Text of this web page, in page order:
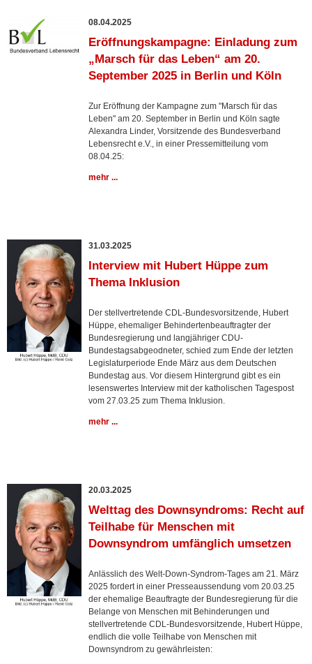
08.04.2025
Eröffnungskampagne: Einladung zum
„Marsch für das Leben“ am 20.
September 2025 in Berlin und Köln
Zur Eröffnung der Kampagne zum "Marsch für das
Leben" am 20. September in Berlin und Köln sagte
Alexandra Linder, Vorsitzende des Bundesverband
Lebensrecht e.V., in einer Pressemitteilung vom
08.04.25:
mehr ...
31.03.2025
Interview mit Hubert Hüppe zum
Thema Inklusion
Der stellvertretende CDL-Bundesvorsitzende, Hubert
Hüppe, ehemaliger Behindertenbeauftragter der
Bundesregierung und langjähriger CDU-
Bundestagsabgeodneter, schied zum Ende der letzten
Legislaturperiode Ende März aus dem Deutschen
Bundestag aus. Vor diesem Hintergrund gibt es ein
lesenswertes Interview mit der katholischen Tagespost
vom 27.03.25 zum Thema Inklusion.
mehr ...
20.03.2025
Welttag des Downsyndroms: Recht auf
Teilhabe für Menschen mit
Downsyndrom umfänglich umsetzen
Anlässlich des Welt-Down-Syndrom-Tages am 21. März
2025 fordert in einer Presseaussendung vom 20.03.25
der ehemalige Beauftragte der Bundesregierung für die
Belange von Menschen mit Behinderungen und
stellvertretende CDL-Bundesvorsitzende, Hubert Hüppe,
endlich die volle Teilhabe von Menschen mit
Downsyndrom zu gewährleisten: